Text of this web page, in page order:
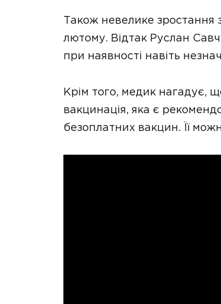
Також невелике зростання
лютому. Відтак Руслан
при наявності навіть
Крім того, медик нагадує,
вакцинація, яка є
безоплатних вакцин. Її